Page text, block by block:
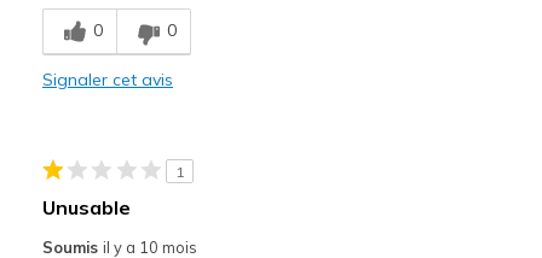
Les meilleures utilisations
Casual Wear
Going Out
View On Shoes
Shoes are for Wearing
0 0
Signaler cet avis
1
Unusable
Soumis il y a 10 mois